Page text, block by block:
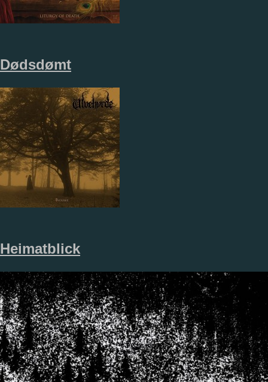
Dødsdømt
Heimatblick